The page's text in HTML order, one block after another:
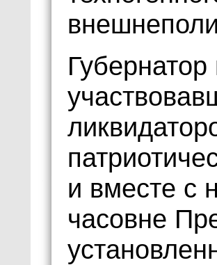
и вместе с
часовне